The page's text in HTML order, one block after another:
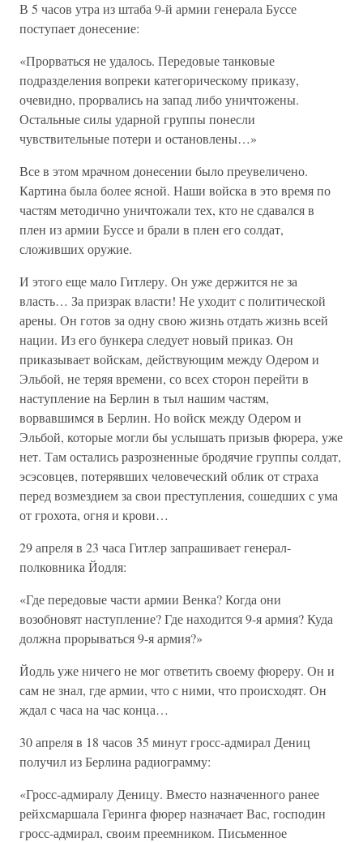
В 5 часов утра из штаба 9-й армии генерала Буссе
поступает донесение:
«Прорваться не удалось. Передовые танковые
подразделения вопреки категорическому приказу,
очевидно, прорвались на запад либо уничтожены.
Остальные силы ударной группы понесли
чувствительные потери и остановлены…»
Все в этом мрачном донесении было преувеличено.
Картина была более ясной. Наши войска в это время по
частям методично уничтожали тех, кто не сдавался в
плен из армии Буссе и брали в плен его солдат,
сложивших оружие.
И этого еще мало Гитлеру. Он уже держится не за
власть… За призрак власти! Не уходит с политической
арены. Он готов за одну свою жизнь отдать жизнь всей
нации. Из его бункера следует новый приказ. Он
приказывает войскам, действующим между Одером и
Эльбой, не теряя времени, со всех сторон перейти в
наступление на Берлин в тыл нашим частям,
ворвавшимся в Берлин. Но войск между Одером и
Эльбой, которые могли бы услышать призыв фюрера, уже
нет. Там остались разрозненные бродячие группы солдат,
эсэсовцев, потерявших человеческий облик от страха
перед возмездием за свои преступления, сошедших с ума
от грохота, огня и крови…
29 апреля в 23 часа Гитлер запрашивает генерал-
полковника Йодля:
«Где передовые части армии Венка? Когда они
возобновят наступление? Где находится 9-я армия? Куда
должна прорываться 9-я армия?»
Йодль уже ничего не мог ответить своему фюреру. Он и
сам не знал, где армии, что с ними, что происходят. Он
ждал с часа на час конца…
30 апреля в 18 часов 35 минут гросс-адмирал Дениц
получил из Берлина радиограмму:
«Гросс-адмиралу Деницу. Вместо назначенного ранее
рейхсмаршала Геринга фюрер назначает Вас, господин
гросс-адмирал, своим преемником. Письменное